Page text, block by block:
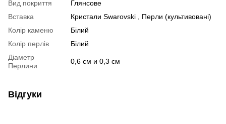
Вид покриття
Глянсове
Вставка
Кристали Swarovski , Перли (культивовані)
Колір каменю
Білий
Колір перлів
Білий
Діаметр
Перлини
0,6 см и 0,3 см
Відгуки